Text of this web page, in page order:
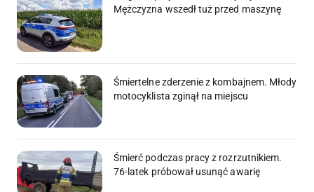
Mężczyzna wszedł tuż przed maszynę
Śmiertelne zderzenie z kombajnem. Młody
motocyklista zginął na miejscu
Śmierć podczas pracy z rozrzutnikiem.
76-latek próbował usunąć awarię